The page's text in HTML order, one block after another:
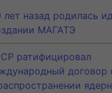
лет назад родилась
МАГАТЭ
ратифицировал
договор